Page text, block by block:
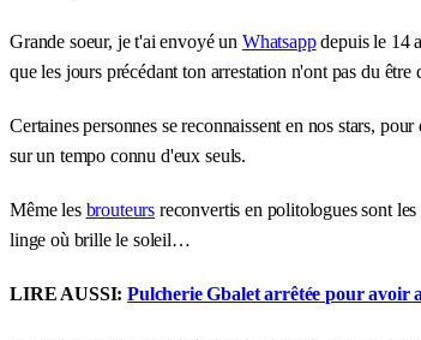
Grande soeur, je t'ai envoyé un Whatsappdepuis le 14
que les jours précédant ton arrestation n'ont pas du être
Certaines personnes se reconnaissent en nos stars,
sur un tempo connu d'eux seuls.
Même les brouteurs reconvertis en politologues sont
linge où brille le soleil…
LIRE AUSSI:Pulcherie Gbalet arrêtée pour avoir